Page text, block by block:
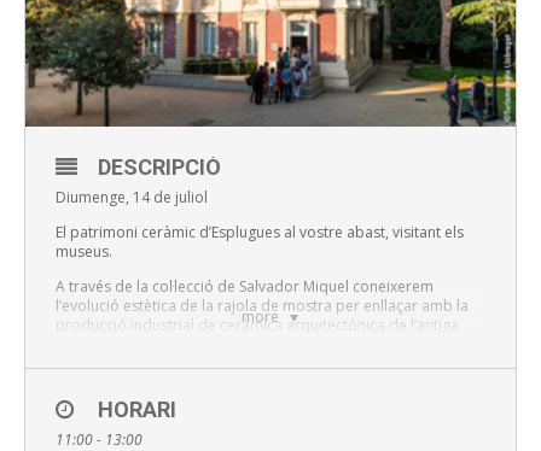
more
DESCRIPCIÓ
Diumenge, 14 de juliol
El patrimoni ceràmic d’Esplugues al vostre abast, visitant els
museus.
A través de la col·lecció de Salvador Miquel coneixerem
l’evolució estètica de la rajola de mostra per enllaçar amb la
producció industrial de ceràmica arquitectònica de l’antiga
La Rajoleta 11 i Can Tinturé 12 h
HORARI
11:00 - 13:00